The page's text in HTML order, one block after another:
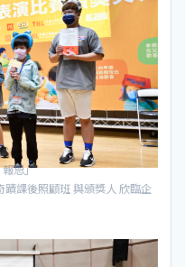
報恩」
課後照顧班 與頒獎人 欣臨企